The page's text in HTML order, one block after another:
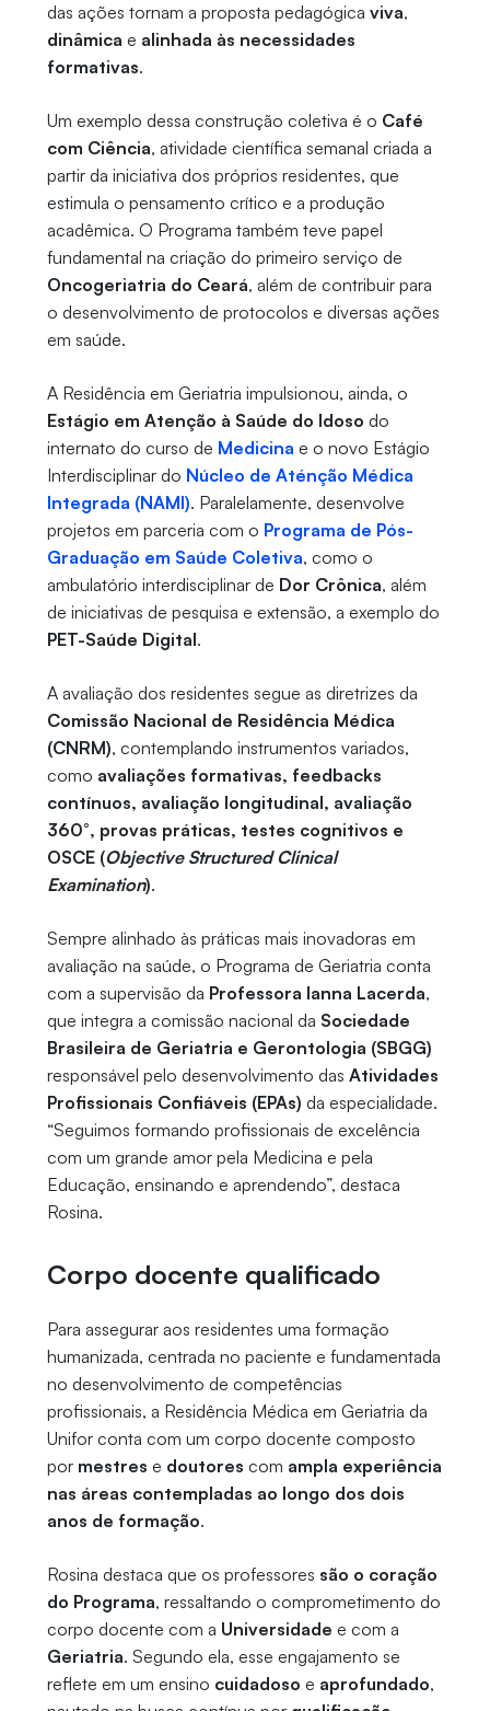
das ações tornam a proposta pedagógica viva,
dinâmica e alinhada às necessidades
formativas.
Um exemplo dessa construção coletiva é o Café
com Ciência, atividade científica semanal criada a
partir da iniciativa dos próprios residentes, que
estimula o pensamento crítico e a produção
acadêmica. O Programa também teve papel
fundamental na criação do primeiro serviço de
Oncogeriatria do Ceará, além de contribuir para
o desenvolvimento de protocolos e diversas ações
em saúde.
A Residência em Geriatria impulsionou, ainda, o
Estágio em Atenção à Saúde do Idoso do
internato do curso de Medicina e o novo Estágio
Interdisciplinar do Núcleo de Aténção Médica
Integrada (NAMI). Paralelamente, desenvolve
projetos em parceria com o Programa de Pós-
Graduação em Saúde Coletiva, como o
ambulatório interdisciplinar de Dor Crônica, além
de iniciativas de pesquisa e extensão, a exemplo do
PET-Saúde Digital.
A avaliação dos residentes segue as diretrizes da
Comissão Nacional de Residência Médica
(CNRM), contemplando instrumentos variados,
como avaliações formativas, feedbacks
contínuos, avaliação longitudinal, avaliação
360°, provas práticas, testes cognitivos e
OSCE (Objective Structured Clinical
Examination).
Sempre alinhado às práticas mais inovadoras em
avaliação na saúde, o Programa de Geriatria conta
com a supervisão da Professora Ianna Lacerda,
que integra a comissão nacional da Sociedade
Brasileira de Geriatria e Gerontologia (SBGG)
responsável pelo desenvolvimento das Atividades
Profissionais Confiáveis (EPAs) da especialidade.
“Seguimos formando profissionais de excelência
com um grande amor pela Medicina e pela
Educação, ensinando e aprendendo”, destaca
Rosina.
Corpo docente qualificado
Para assegurar aos residentes uma formação
humanizada, centrada no paciente e fundamentada
no desenvolvimento de competências
profissionais, a Residência Médica em Geriatria da
Unifor conta com um corpo docente composto
por mestres e doutores com ampla experiência
nas áreas contempladas ao longo dos dois
anos de formação.
Rosina destaca que os professores são o coração
do Programa, ressaltando o comprometimento do
corpo docente com a Universidade e com a
Geriatria. Segundo ela, esse engajamento se
reflete em um ensino cuidadoso e aprofundado,